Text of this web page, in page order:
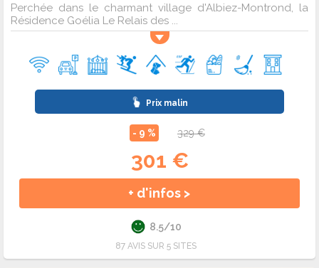
Perchée dans le charmant village d'Albiez-Montrond, la
Résidence Goélia Le Relais des ...
Prix malin
- 9 % 329 €
301 €
+ d'infos >
8.5/10
87 AVIS SUR 5 SITES